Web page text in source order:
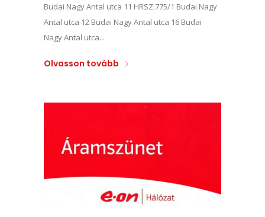
Budai Nagy Antal utca 11 HRSZ:775/1 Budai Nagy
Antal utca 12 Budai Nagy Antal utca 16 Budai
Nagy Antal utca...
Olvasson tovább